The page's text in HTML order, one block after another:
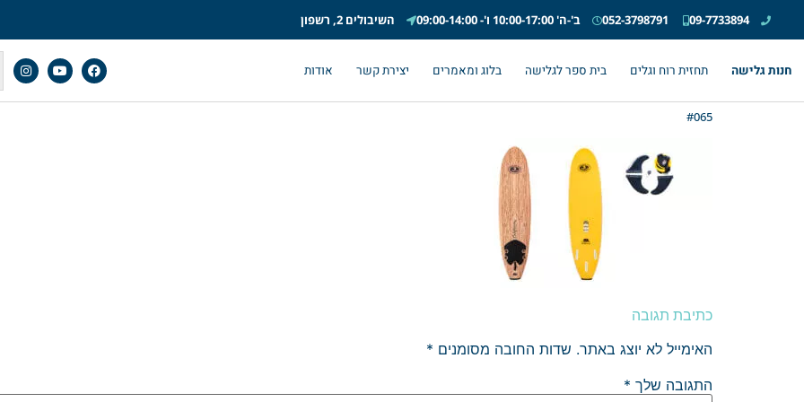
09-7733894
052-3798791 ב'-ה' 10:00-17:00 ו'- 09:00-14:00 השיבולים 2, רשפון
חנות גלישה תחזית רוח וגלים בית ספר לגלישה בלוג ומאמרים יצירת קשר אודות
#065
כתיבת תגובה
האימייל לא יוצג באתר. שדות החובה מסומנים *
התגובה שלך *